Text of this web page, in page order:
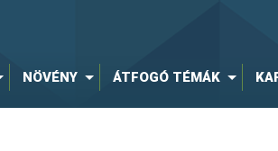
NÖVÉNY ÁTFOGÓ TÉMÁK